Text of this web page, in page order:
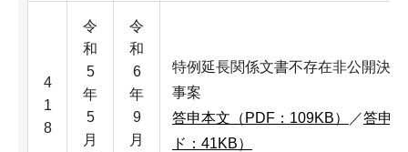
4
1
8
令
和
5
年
5
月
令
和
6
年
9
月
特例延長関係文書不存在非公開決
事案
答申本文（PDF：109KB）
／答申
ド：41KB）